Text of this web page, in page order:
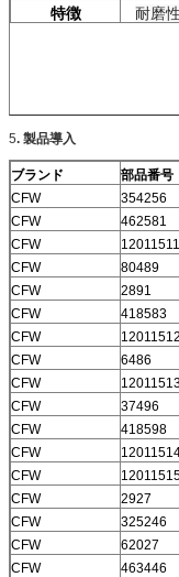
特徴 耐磨
5. 製品導入
ブランド 部品番号
CFW
354256
CFW
462581
CFW
12011511
CFW
80489
CFW
2891
CFW
418583
CFW
12011512
CFW
6486
CFW
CFW
37496
CFW
418598
CFW
CFW
CFW
2927
CFW
325246
CFW
62027
CFW
463446